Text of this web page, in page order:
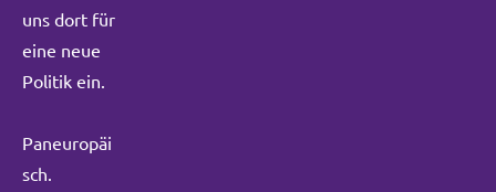
uns dort für
eine neue
Politik ein.
Paneuropäi
sch.